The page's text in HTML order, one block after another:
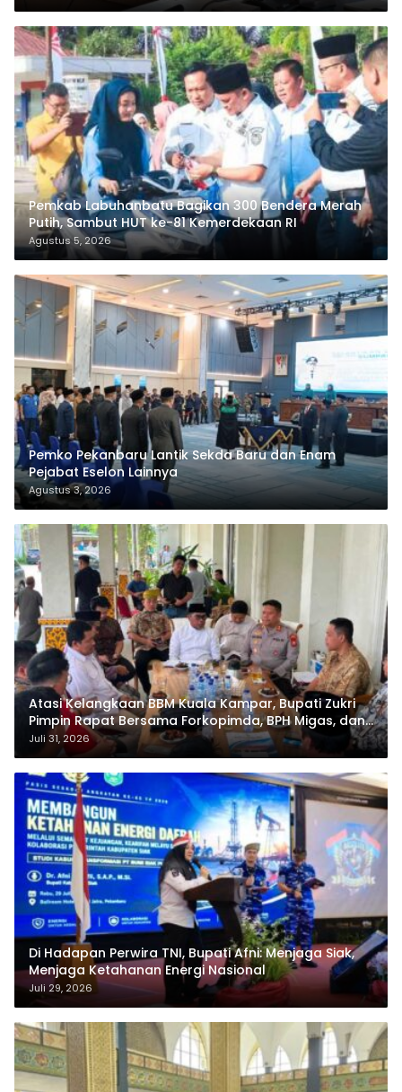
Pemkab Labuhanbatu Bagikan 300 Bendera Merah
Putih, Sambut HUT ke-81 Kemerdekaan RI
Agustus 5, 2026
Pemko Pekanbaru Lantik Sekda Baru dan Enam
Pejabat Eselon Lainnya
Agustus 3, 2026
Atasi Kelangkaan BBM Kuala Kampar, Bupati Zukri
Pimpin Rapat Bersama Forkopimda, BPH Migas, dan
Pertamina
Juli 31, 2026
Di Hadapan Perwira TNI, Bupati Afni: Menjaga Siak,
Menjaga Ketahanan Energi Nasional
Juli 29, 2026